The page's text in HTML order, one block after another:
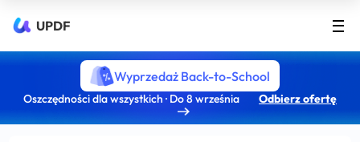
UPDF
Wyprzedaż Back-to-School
Oszczędności dla wszystkich · Do 8 września Odbierz ofertę